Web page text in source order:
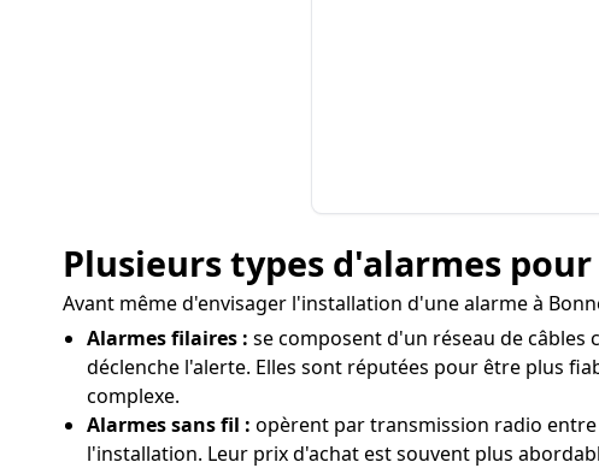
Plusieurs types d'alarmes
Avant même d'envisager l'installation d'une alarme à
Alarmes filaires : se composent d'un réseau de
déclenche l'alerte. Elles sont réputées pour être plus
complexe.
Alarmes sans fil : opèrent par transmission radio
l'installation. Leur prix d'achat est souvent plus